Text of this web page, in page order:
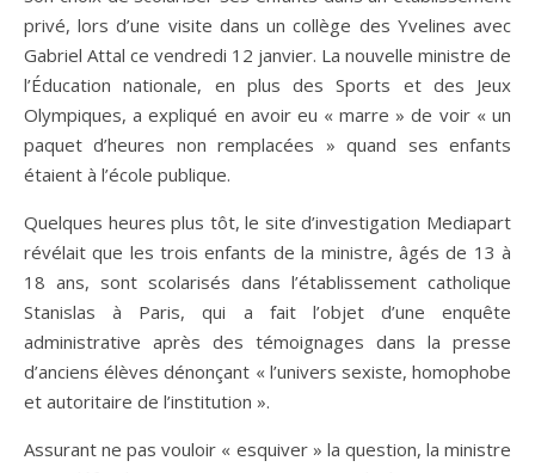
privé, lors d’une visite dans un collège des Yvelines avec
Gabriel Attal ce vendredi 12 janvier. La nouvelle ministre de
l’Éducation nationale, en plus des Sports et des Jeux
Olympiques, a expliqué en avoir eu « marre » de voir « un
paquet d’heures non remplacées » quand ses enfants
étaient à l’école publique.
Quelques heures plus tôt, le site d’investigation Mediapart
révélait que les trois enfants de la ministre, âgés de 13 à
18 ans, sont scolarisés dans l’établissement catholique
Stanislas à Paris, qui a fait l’objet d’une enquête
administrative après des témoignages dans la presse
d’anciens élèves dénonçant « l’univers sexiste, homophobe
et autoritaire de l’institution ».
Assurant ne pas vouloir « esquiver » la question, la ministre